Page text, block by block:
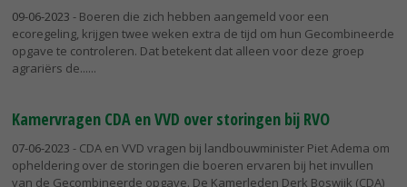
09-06-2023 - Boeren die zich hebben aangemeld voor een
ecoregeling, krijgen twee weken extra de tijd om hun Gecombineerde
opgave te controleren. Dat betekent dat alleen voor deze groep
agrariërs de...
Kamervragen CDA en VVD over storingen bij RVO
07-06-2023 - CDA en VVD vragen bij landbouwminister Piet Adema om
opheldering over de storingen die boeren ervaren bij het invullen
van de Gecombineerde opgave. De Kamerleden Derk Boswijk (CDA)